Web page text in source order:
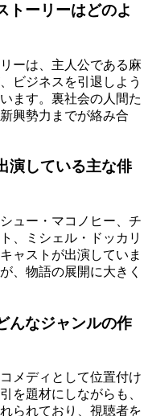
トーリーはどのよ
ーは、主人公である麻
ビジネスを引退しよう
ます。裏社会の人間た
興勢力までが絡み合
演している主な俳
ュー・マコノヒー、チ
、ミシェル・ドッカリ
ャストが出演していま
、物語の展開に大きく
んなジャンルの作
メディとして位置付け
を題材にしながらも、
られており、視聴者を